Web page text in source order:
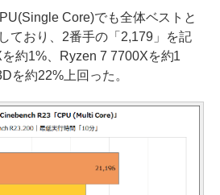
Core)でも全体ベストと
ており、2番手の「2,179」を記
約1%、Ryzen 7 7700Xを約1
を約22%上回った。